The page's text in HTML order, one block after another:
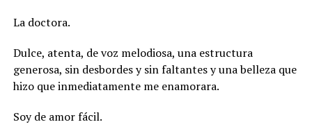
La doctora.
Dulce, atenta, de voz melodiosa, una estructura
generosa, sin desbordes y sin faltantes y una belleza que
hizo que inmediatamente me enamorara.
Soy de amor fácil.